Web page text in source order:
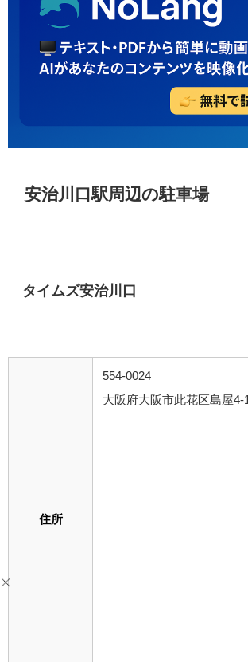
安治川口駅周辺の駐車場
タイムズ安治川口
住所
554-0024
大阪府大阪市此花区島屋4-1